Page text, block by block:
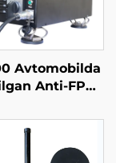
Avtomobilda
Anti-FPV
jihoz